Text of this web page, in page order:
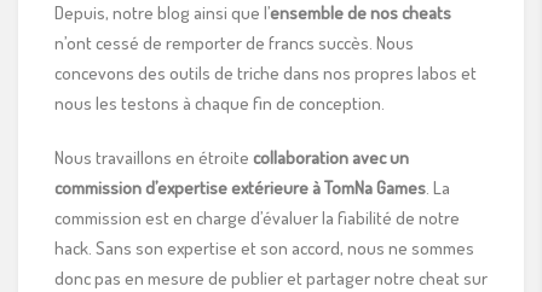
Depuis, notre blog ainsi que l’ensemble de nos cheats
n’ont cessé de remporter de francs succès. Nous
concevons des outils de triche dans nos propres labos et
nous les testons à chaque fin de conception.
Nous travaillons en étroite collaboration avec un
commission d’expertise extérieure à TomNa Games. La
commission est en charge d’évaluer la fiabilité de notre
hack. Sans son expertise et son accord, nous ne sommes
donc pas en mesure de publier et partager notre cheat sur